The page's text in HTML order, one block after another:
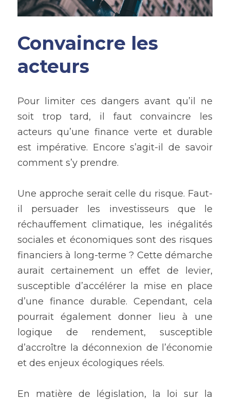
Convaincre les
acteurs
Pour limiter ces dangers avant qu’il ne
soit trop tard, il faut convaincre les
acteurs qu’une finance verte et durable
est impérative. Encore s’agit-il de savoir
comment s’y prendre.
Une approche serait celle du risque. Faut-
il persuader les investisseurs que le
réchauffement climatique, les inégalités
sociales et économiques sont des risques
financiers à long-terme ? Cette démarche
aurait certainement un effet de levier,
susceptible d’accélérer la mise en place
d’une finance durable. Cependant, cela
pourrait également donner lieu à une
logique de rendement, susceptible
d’accroître la déconnexion de l’économie
et des enjeux écologiques réels.
En matière de législation, la loi sur la